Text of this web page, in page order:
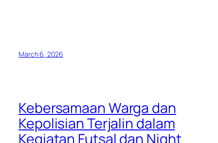
March 6, 2026
Kebersamaan Warga dan
Kepolisian Terjalin dalam
Kegiatan Futsal dan Night